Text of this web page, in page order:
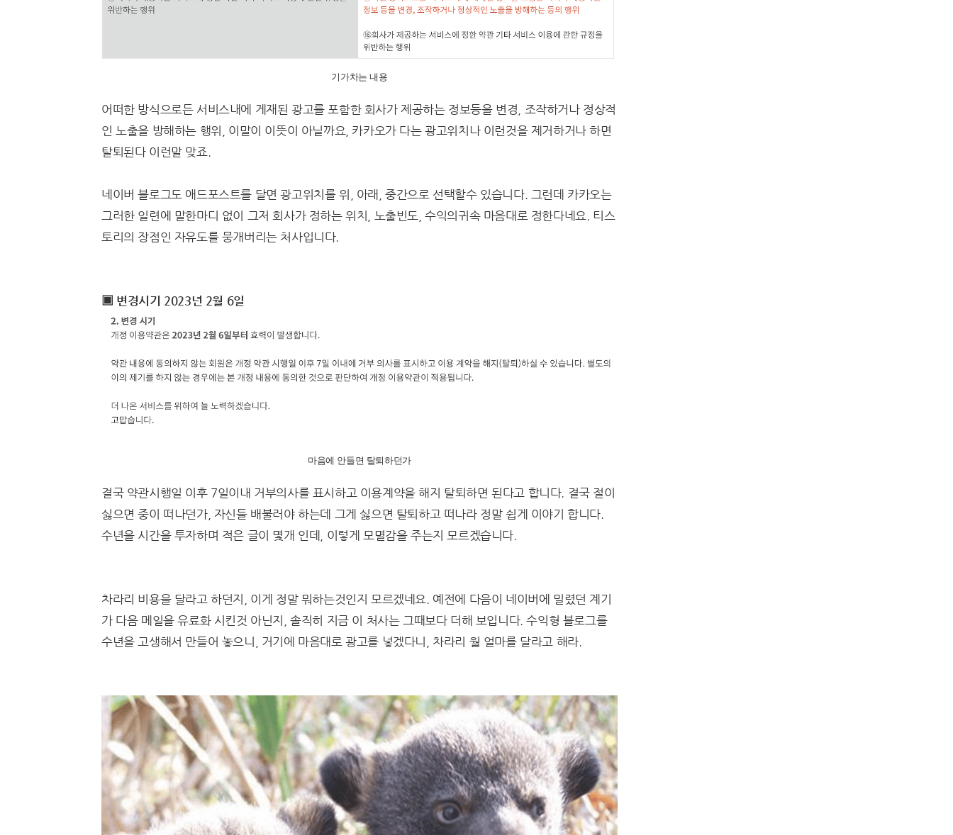
기가차는 내용
어떠한 방식으로든 서비스내에 게재된 광고를 포함한 회사가 제공하는 정보등을 변경, 조작하거나 정상적
인 노출을 방해하는 행위, 이말이 이뜻이 아닐까요, 카카오가 다는 광고위치나 이런것을 제거하거나 하면
탈퇴된다 이런말 맞죠.
네이버 블로그도 애드포스트를 달면 광고위치를 위, 아래, 중간으로 선택할수 있습니다. 그런데 카카오는
그러한 일련에 말한마디 없이 그저 회사가 정하는 위치, 노출빈도, 수익의귀속 마음대로 정한다네요. 티스
토리의 장점인 자유도를 뭉개버리는 처사입니다.
▣ 변경시기 2023년 2월 6일
마음에 안들면 탈퇴하던가
결국 약관시행일 이후 7일이내 거부의사를 표시하고 이용계약을 해지 탈퇴하면 된다고 합니다. 결국 절이
싫으면 중이 떠나던가, 자신들 배불러야 하는데 그게 싫으면 탈퇴하고 떠나라 정말 쉽게 이야기 합니다.
수년을 시간을 투자하며 적은 글이 몇개 인데, 이렇게 모멸감을 주는지 모르겠습니다.
차라리 비용을 달라고 하던지, 이게 정말 뭐하는것인지 모르겠네요. 예전에 다음이 네이버에 밀렸던 계기
가 다음 메일을 유료화 시킨것 아닌지, 솔직히 지금 이 처사는 그때보다 더해 보입니다. 수익형 블로그를
수년을 고생해서 만들어 놓으니, 거기에 마음대로 광고를 넣겠다니, 차라리 월 얼마를 달라고 해라.